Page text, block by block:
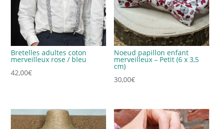
Bretelles adultes coton
merveilleux rose / bleu
42,00€
Noeud papillon enfant
merveilleux – Petit (6 x 3,5
cm)
30,00€